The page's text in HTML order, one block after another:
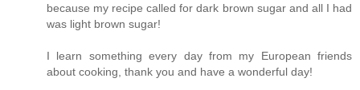
because my recipe called for dark brown sugar and all I had
was light brown sugar!
I learn something every day from my European friends
about cooking, thank you and have a wonderful day!